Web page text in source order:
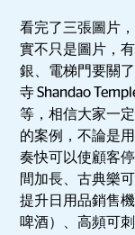
看完了三張圖片
實不只是圖片，
銀、電梯門要關
寺 Shandao
等，相信大家一
的案例，不論是
奏快可以使顧客
間加長、古典樂
提升日用品銷售
啤酒）、高頻可